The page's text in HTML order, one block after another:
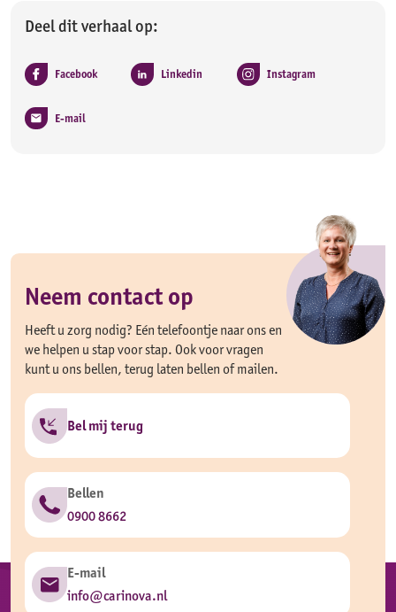
Deel dit verhaal op:
Facebook Linkedin Instagram
E-mail
Neem contact op
Heeft u zorg nodig? Eén telefoontje naar ons en
we helpen u stap voor stap. Ook voor vragen
kunt u ons bellen, terug laten bellen of mailen.
Bel mij terug
Bellen
0900 8662
E-mail
info@carinova.nl